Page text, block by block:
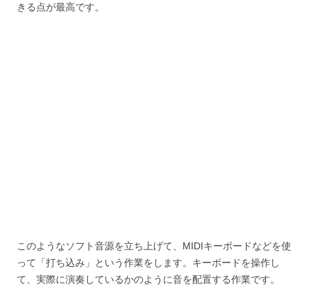
きる点が最高です。
このようなソフト音源を立ち上げて、MIDIキーボードなどを使
って「打ち込み」という作業をします。キーボードを操作し
て、実際に演奏しているかのように音を配置する作業です。